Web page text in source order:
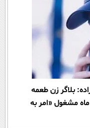
بلاگر زن طعمه
کشاندن مداح به قرار مرگ/ رجب زاده 6 ماه مشغول «امر به